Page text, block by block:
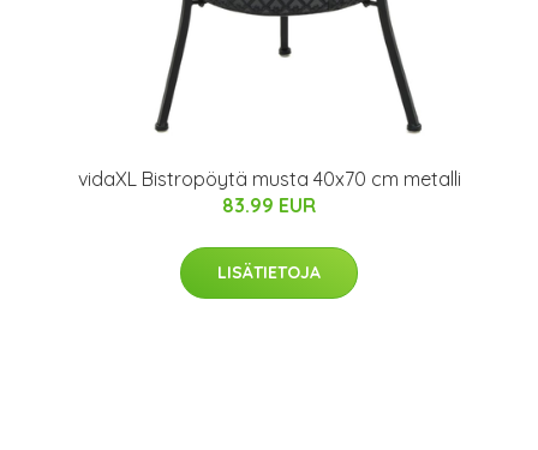
vidaXL Bistropöytä musta 40x70 cm metalli
83.99 EUR
LISÄTIETOJA